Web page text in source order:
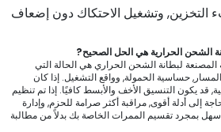
التخزين, وتشغيل الاحتكاك دون إضعاف
الشحن الحرارية هي الحل الصحيح?
لبطانة الشحن الحراري هي الحالة التي
حساسية الحمولة, وواقع التشغيل. إذا كان
قد يكون التنسيق الأخف والأبسط كافيًا. إذا تم تنظيم
إلى أدلة أقوى, مراقبة أكثر صرامة للحزم, وإدارة
بمجرد تقسيم الممرات الخاصة بك بدلاً من مطالبة